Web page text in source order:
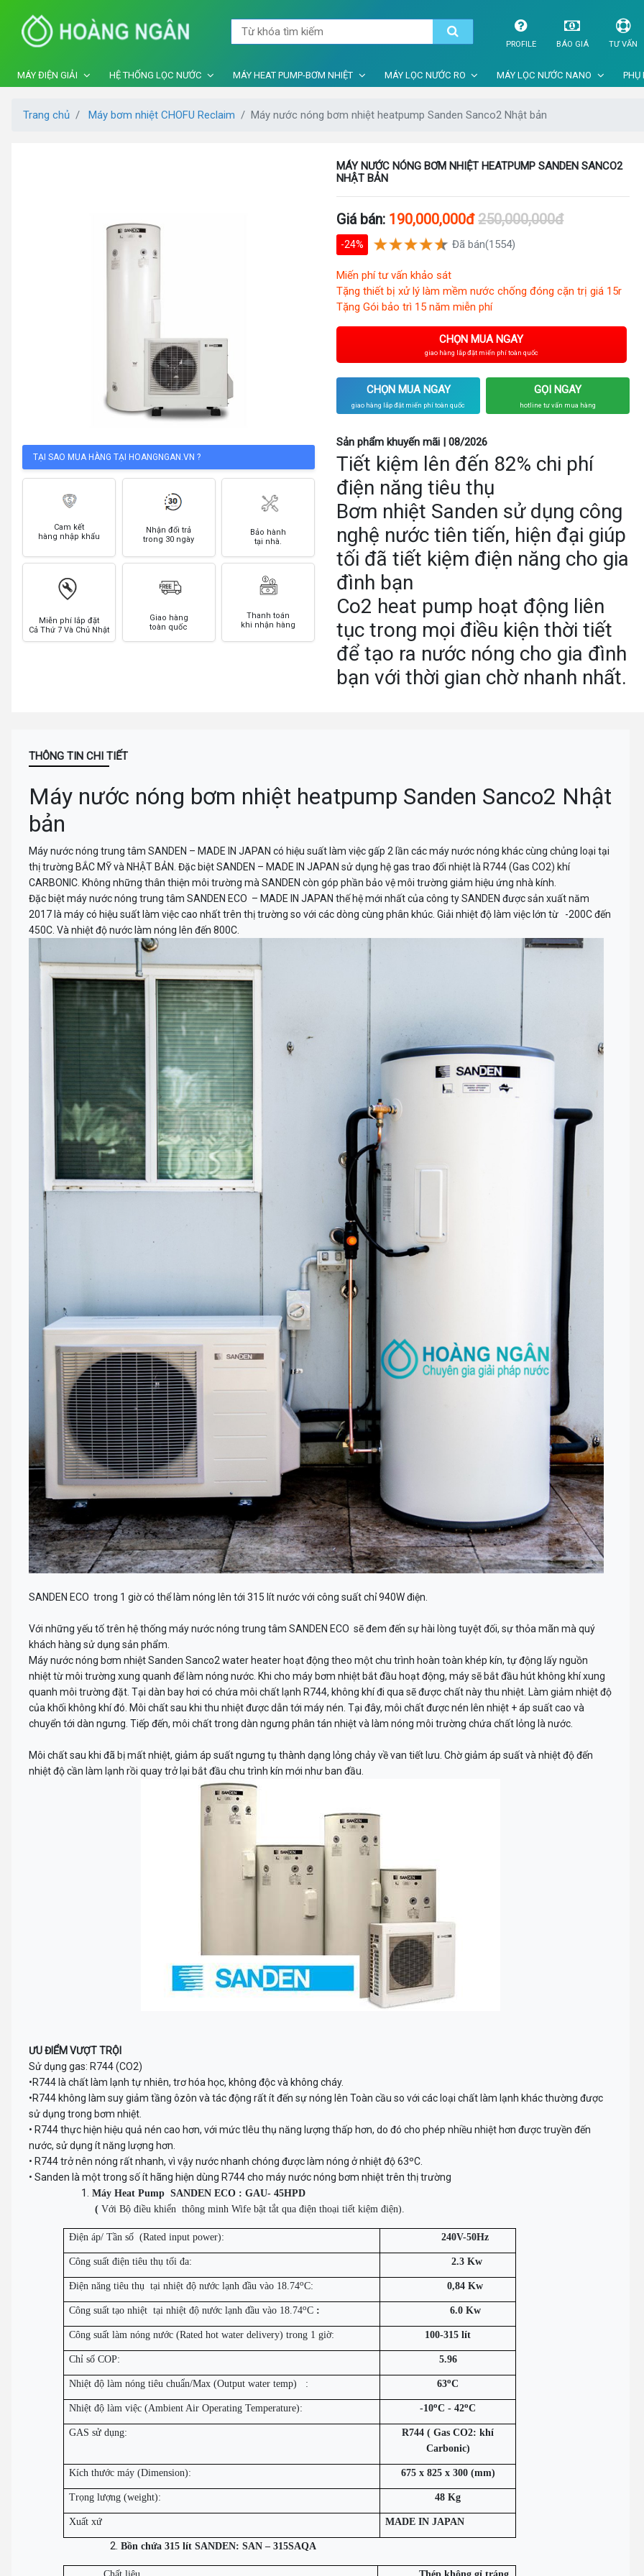
PROFILE BÁO GIÁ TƯ VẤN
MÁY ĐIỆN GIẢI HỆ THỐNG LỌC NƯỚC MÁY HEAT PUMP-BƠM NHIỆT MÁY LỌC NƯỚC RO MÁY LỌC NƯỚC NANO PHỤ
Trang chủ Máy bơm nhiệt CHOFU Reclaim Máy nước nóng bơm nhiệt heatpump Sanden Sanco2 Nhật bản
TẠI SAO MUA HÀNG TẠI HOANGNGAN.VN ?
Cam kết
hàng nhập khẩu
Nhận đổi trả
trong 30 ngày
Bảo hành
tại nhà.
Miễn phí lắp đặt
Cả Thứ 7 Và Chủ Nhật
Giao hàng
toàn quốc
Thanh toán
khi nhận hàng
MÁY NƯỚC NÓNG BƠM NHIỆT HEATPUMP SANDEN SANCO2
NHẬT BẢN
Giá bán: 190,000,000đ 250,000,000đ
-24% Đã bán(1554)
Miến phí tư vấn khảo sát
Tặng thiết bị xử lý làm mềm nước chống đóng cặn trị giá 15r
Tặng Gói bảo trì 15 năm miễn phí
CHỌN MUA NGAY
giao hàng lắp đặt miến phí toàn quốc
CHỌN MUA NGAY
giao hàng lắp đặt miến phí toàn quốc
GỌI NGAY
hotline tư vấn mua hàng
Sản phẩm khuyến mãi | 08/2026
Tiết kiệm lên đến 82% chi phí
điện năng tiêu thụ
Bơm nhiệt Sanden sử dụng công
nghệ nước tiên tiến, hiện đại giúp
tối đã tiết kiệm điện năng cho gia
đình bạn
Co2 heat pump hoạt động liên
tục trong mọi điều kiện thời tiết
để tạo ra nước nóng cho gia đình
bạn với thời gian chờ nhanh nhất.
THÔNG TIN CHI TIẾT
Máy nước nóng bơm nhiệt heatpump Sanden Sanco2 Nhật
bản
Máy nước nóng trung tâm SANDEN – MADE IN JAPAN có hiệu suất làm việc gấp 2 lần các máy nước nóng khác cùng chủng loại tại
thị trường BẮC MỸ và NHẬT BẢN. Đặc biệt SANDEN – MADE IN JAPAN sử dụng hệ gas trao đổi nhiệt là R744 (Gas CO2) khí
CARBONIC. Không những thân thiện môi trường mà SANDEN còn góp phần bảo vệ môi trường giảm hiệu ứng nhà kính.
Đặc biệt máy nước nóng trung tâm SANDEN ECO – MADE IN JAPAN thế hệ mới nhất của công ty SANDEN được sản xuất năm
2017 là máy có hiệu suất làm việc cao nhất trên thị trường so với các dòng cùng phân khúc. Giải nhiệt độ làm việc lớn từ -200C đến
450C. Và nhiệt độ nước làm nóng lên đến 800C.
SANDEN ECO trong 1 giờ có thể làm nóng lên tới 315 lít nước với công suất chỉ 940W điện.
Với những yếu tố trên hệ thống máy nước nóng trung tâm SANDEN ECO sẽ đem đến sự hài lòng tuyệt đối, sự thỏa mãn mà quý
khách hàng sử dụng sản phẩm.
Máy nước nóng bơm nhiệt Sanden Sanco2 water heater hoạt động theo một chu trình hoàn toàn khép kín, tự động lấy nguồn
nhiệt từ môi trường xung quanh để làm nóng nước. Khi cho máy bơm nhiệt bắt đầu hoạt động, máy sẽ bắt đầu hút không khí xung
quanh môi trường đặt. Tại dàn bay hơi có chứa môi chất lạnh R744, không khí đi qua sẽ được chất này thu nhiệt. Làm giảm nhiệt độ
của khối không khí đó. Môi chất sau khi thu nhiệt được dẫn tới máy nén. Tại đây, môi chất được nén lên nhiệt + áp suất cao và
chuyển tới dàn ngưng. Tiếp đến, môi chất trong dàn ngưng phân tán nhiệt và làm nóng môi trường chứa chất lỏng là nước.
Môi chất sau khi đã bị mất nhiệt, giảm áp suất ngưng tụ thành dạng lỏng chảy về van tiết lưu. Chờ giảm áp suất và nhiệt độ đến
nhiệt độ cần làm lạnh rồi quay trở lại bắt đầu chu trình kín mới như ban đầu.
ƯU ĐIỂM VƯỢT TRỘI
Sử dụng gas: R744 (CO2)
•R744 là chất làm lạnh tự nhiên, trơ hóa học, không độc và không cháy.
•R744 không làm suy giảm tầng ôzôn và tác động rất ít đến sự nóng lên Toàn cầu so với các loại chất làm lạnh khác thường được
sử dụng trong bơm nhiệt.
• R744 thực hiện hiệu quả nén cao hơn, với mức tIêu thụ năng lượng thấp hơn, do đó cho phép nhiều nhiệt hơn được truyền đến
nước, sử dụng ít năng lượng hơn.
• R744 trở nên nóng rất nhanh, vì vậy nước nhanh chóng được làm nóng ở nhiệt độ 63ºC.
• Sanden là một trong số ít hãng hiện dùng R744 cho máy nước nóng bơm nhiệt trên thị trường​​​​​​​
Máy Heat Pump SANDEN ECO : GAU- 45HPD
( Với Bộ điều khiển thông minh Wife bật tắt qua điện thoại tiết kiệm điện).
Điện áp/ Tần số (Rated input power): 240V-50Hz
Công suất điện tiêu thụ tối đa: 2.3 Kw
Điện năng tiêu thụ tại nhiệt độ nước lạnh đầu vào 18.74oC: 0,84 Kw
Công suất tạo nhiệt tại nhiệt độ nước lạnh đầu vào 18.74oC : 6.0 Kw
Công suất làm nóng nước (Rated hot water delivery) trong 1 giờ: 100-315 lít
Chỉ số COP: 5.96
Nhiệt độ làm nóng tiêu chuẩn/Max (Output water temp) : 63oC
Nhiệt độ làm việc (Ambient Air Operating Temperature): -10oC - 42oC
GAS sử dụng:
R744 ( Gas CO2: khí
Carbonic)
Kích thước máy (Dimension): 675 x 825 x 300 (mm)
Trọng lượng (weight): 48 Kg
Xuất xứ MADE IN JAPAN
Bồn chứa 315 lít SANDEN: SAN – 315SAQA